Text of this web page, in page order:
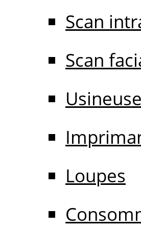
Scan
Scan
Loupes